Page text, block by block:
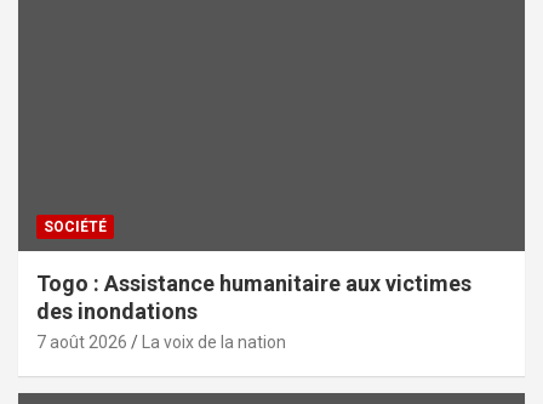
SOCIÉTÉ
Togo : Assistance humanitaire aux victimes
des inondations
7 août 2026 La voix de la nation